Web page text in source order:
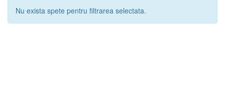
Nu exista spete pentru filtrarea selectata.